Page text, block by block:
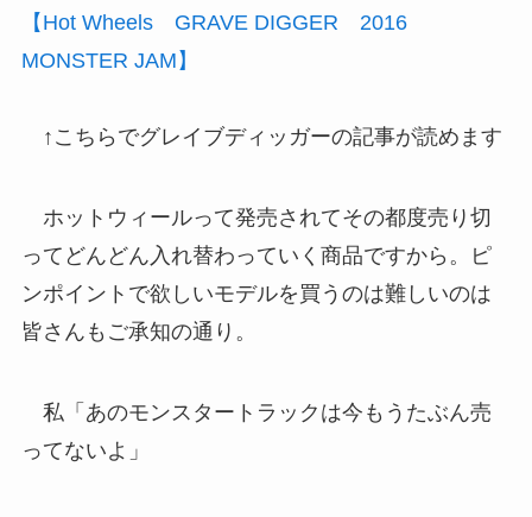
【Hot Wheels GRAVE DIGGER 2016
MONSTER JAM】
↑こちらでグレイブディッガーの記事が読めます
ホットウィールって発売されてその都度売り切
ってどんどん入れ替わっていく商品ですから。ピ
ンポイントで欲しいモデルを買うのは難しいのは
皆さんもご承知の通り。
私「あのモンスタートラックは今もうたぶん売
ってないよ」